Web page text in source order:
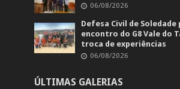
06/08/2026
Defesa Civil de
encontro do G8 Vale do
troca de experiências
06/08/2026
ÚLTIMAS GALERIAS